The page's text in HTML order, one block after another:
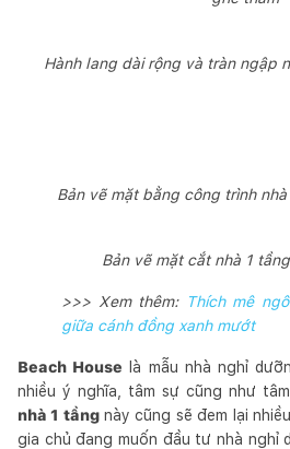
Hành lang dài rộng và tràn ngập
Bản vẽ mặt bằng công trình
Bản vẽ mặt cắt nhà 1
>>> Xem thêm: Thích mê
giữa cánh đồng xanh mướt
Beach House là mẫu nhà nghỉ
nhiều ý nghĩa, tâm sự cũng như
nhà 1 tầngnày cũng sẽ đem lại
gia chủ đang muốn đầu tư nhà nghỉ